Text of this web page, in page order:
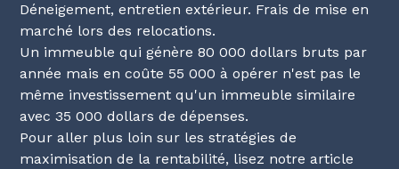
Déneigement, entretien extérieur. Frais de mise en
marché lors des relocations.
Un immeuble qui génère 80 000 dollars bruts par
année mais en coûte 55 000 à opérer n'est pas le
même investissement qu'un immeuble similaire
avec 35 000 dollars de dépenses.
Pour aller plus loin sur les stratégies de
maximisation de la rentabilité, lisez notre article